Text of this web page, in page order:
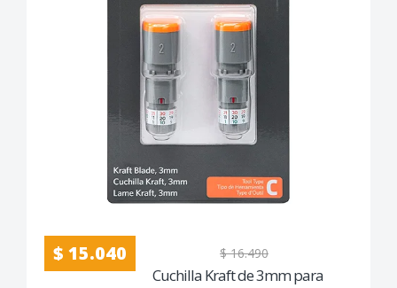
$ 15.040 $ 16.490
Cuchilla Kraft de 3mm para